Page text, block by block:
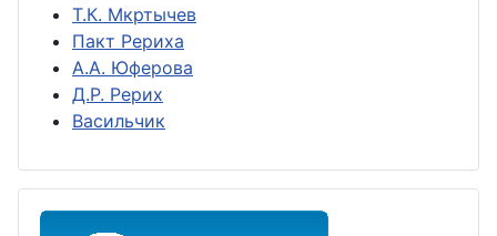
Т.К. Мкртычев
Пакт Рериха
А.А. Юферова
Д.Р. Рерих
Васильчик